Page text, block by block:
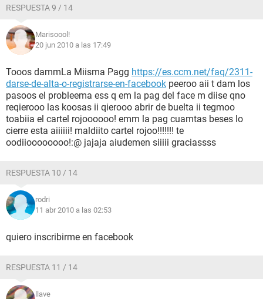
RESPUESTA 9 / 14
Marisoool!
20 jun 2010 a las 17:49
Tooos dammLa Miisma Pagg https://es.ccm.net/faq/2311-
darse-de-alta-o-registrarse-en-facebook peeroo aii t dam los
pasoos el probleema ess q em la pag del face m diise qno
reqierooo las koosas ii qierooo abrir de buelta ii tegmoo
toabiia el cartel rojoooooo! emm la pag cuamtas beses lo
cierre esta aiiiiii! maldiito cartel rojoo!!!!!!! te
oodiioooooooo!:@ jajaja aiudemen siiiii graciassss
RESPUESTA 10 / 14
rodri
11 abr 2010 a las 02:53
quiero inscribirme en facebook
RESPUESTA 11 / 14
llave